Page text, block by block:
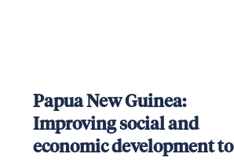
Papua New Guinea:
Improving social and
economic development to